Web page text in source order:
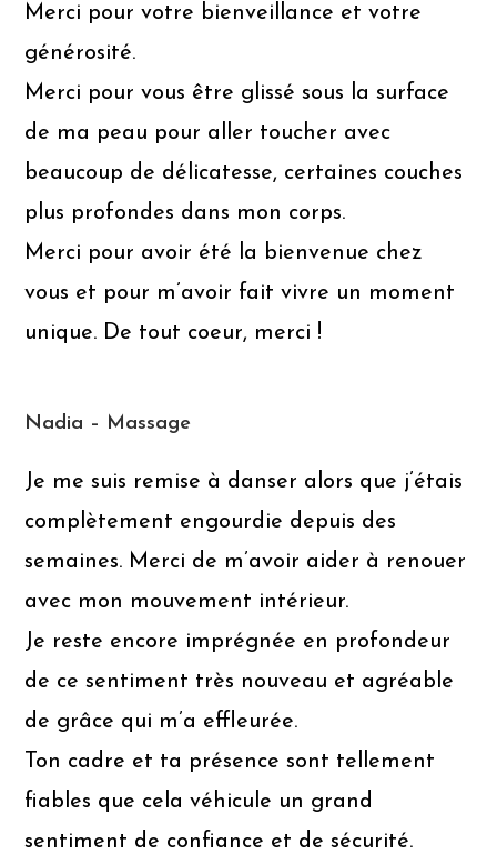
Merci pour votre bienveillance et votre
générosité.
Merci pour vous être glissé sous la surface
de ma peau pour aller toucher avec
beaucoup de délicatesse, certaines couches
plus profondes dans mon corps.
Merci pour avoir été la bienvenue chez
vous et pour m’avoir fait vivre un moment
unique. De tout coeur, merci !
Nadia – Massage
Je me suis remise à danser alors que j’étais
complètement engourdie depuis des
semaines. Merci de m’avoir aider à renouer
avec mon mouvement intérieur.
Je reste encore imprégnée en profondeur
de ce sentiment très nouveau et agréable
de grâce qui m’a effleurée.
Ton cadre et ta présence sont tellement
fiables que cela véhicule un grand
sentiment de confiance et de sécurité.